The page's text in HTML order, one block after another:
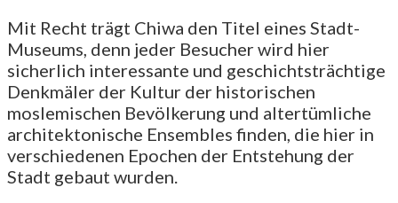
Mit Recht trägt Chiwa den Titel eines Stadt-
Museums, denn jeder Besucher wird hier
sicherlich interessante und geschichtsträchtige
Denkmäler der Kultur der historischen
moslemischen Bevölkerung und altertümliche
architektonische Ensembles finden, die hier in
verschiedenen Epochen der Entstehung der
Stadt gebaut wurden.